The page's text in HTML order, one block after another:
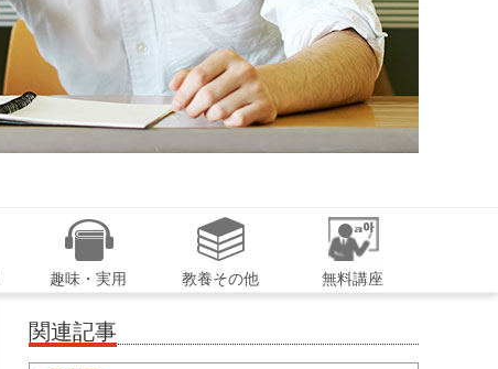
趣味・実用 教養その他 無料講座
関連記事